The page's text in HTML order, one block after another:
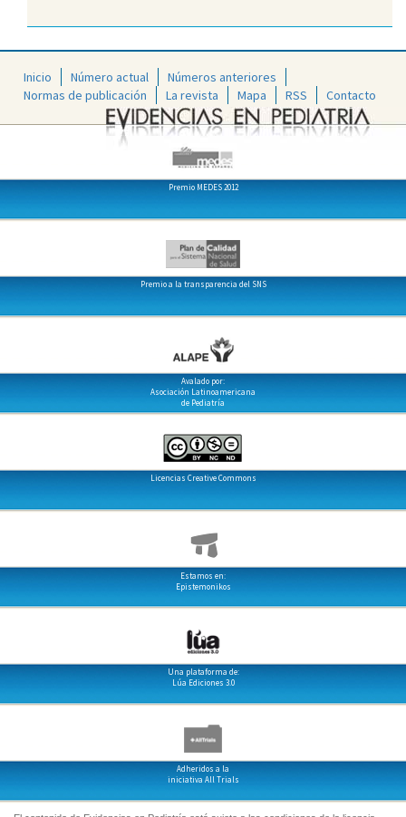
Inicio Número actual
Números anteriores
Normas de publicación
La revista Mapa RSS Contacto
Premio MEDES 2012
Premio a la transparencia del SNS
Avalado por:
Asociación Latinoamericana
de Pediatría
Licencias Creative Commons
Estamos en:
Epistemonikos
Una plataforma de:
Lúa Ediciones 3.0
Adheridos a la
iniciativa All Trials